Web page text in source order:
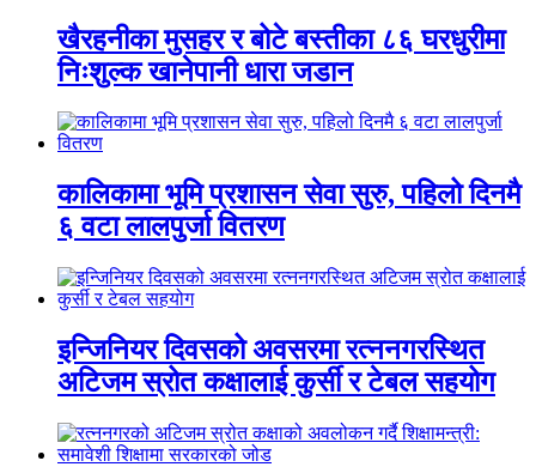
खैरहनीका मुसहर र बोटे बस्तीका ८६ घरधुरीमा
निःशुल्क खानेपानी धारा जडान
कालिकामा भूमि प्रशासन सेवा सुरु, पहिलो दिनमै
६ वटा लालपुर्जा वितरण
इन्जिनियर दिवसको अवसरमा रत्ननगरस्थित
अटिजम स्रोत कक्षालाई कुर्सी र टेबल सहयोग